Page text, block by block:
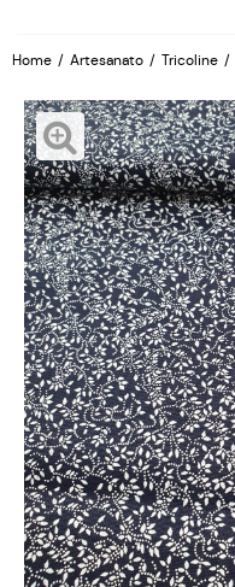
Home Artesanato Tricoline